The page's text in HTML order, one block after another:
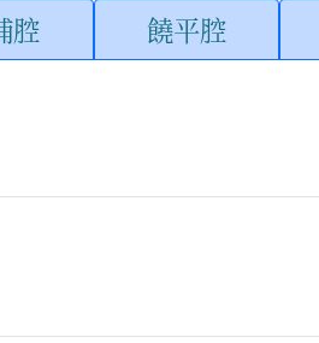
腔 饒平腔